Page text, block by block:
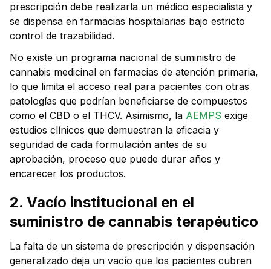
prescripción debe realizarla un médico especialista y
se dispensa en farmacias hospitalarias bajo estricto
control de trazabilidad.
No existe un programa nacional de suministro de
cannabis medicinal en farmacias de atención primaria,
lo que limita el acceso real para pacientes con otras
patologías que podrían beneficiarse de compuestos
como el CBD o el THCV. Asimismo, la AEMPS exige
estudios clínicos que demuestran la eficacia y
seguridad de cada formulación antes de su
aprobación, proceso que puede durar años y
encarecer los productos.
2. Vacío institucional en el
suministro de cannabis terapéutico
La falta de un sistema de prescripción y dispensación
generalizado deja un vacío que los pacientes cubren